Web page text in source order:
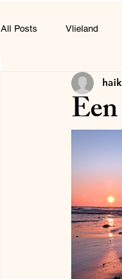
All Posts Vlieland